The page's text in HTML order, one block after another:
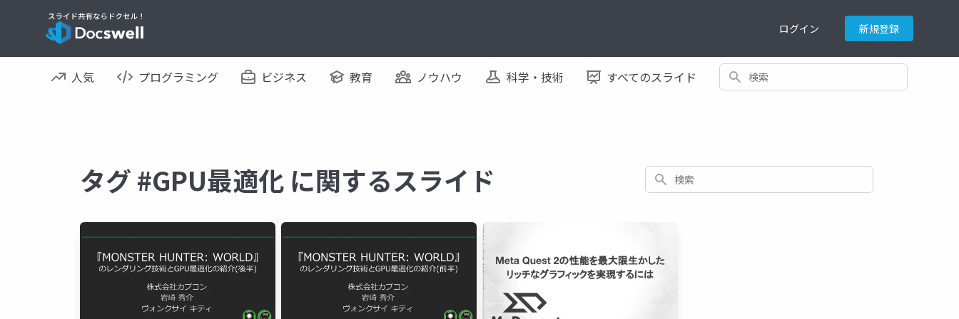
ログイン 新規登録
人気 プログラミング ビジネス 教育 ノウハウ 科学・技術 すべてのスライド 検索
タグ #GPU最適化 に関するスライド 検索